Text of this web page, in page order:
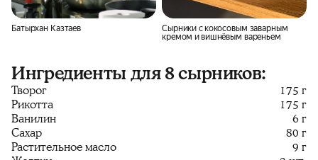
Батырхан Казтаев
Сырники с кокосовым заварным
кремом и вишнёвым вареньем
Ингредиенты для 8 сырников:
Творог
175 г
Рикотта
175 г
Ванилин
6 г
Сахар
80 г
Растительное масло
9 г